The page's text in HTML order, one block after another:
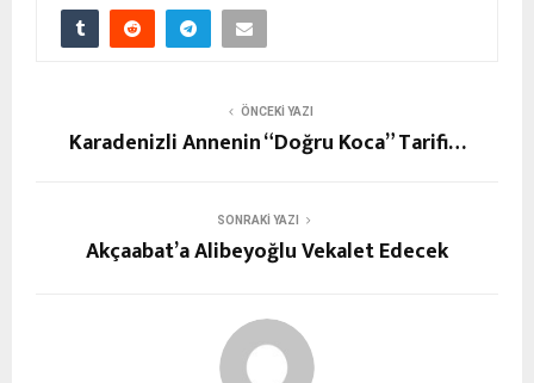
ÖNCEKI YAZI
Karadenizli Annenin “Doğru Koca” Tarifi…
SONRAKI YAZI
Akçaabat’a Alibeyoğlu Vekalet Edecek